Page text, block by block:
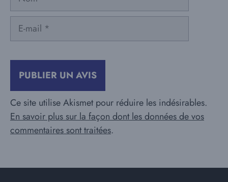
Ce site utilise Akismet pour réduire les indésirables.
En savoir plus sur la façon dont les données de vos
commentaires sont traitées.